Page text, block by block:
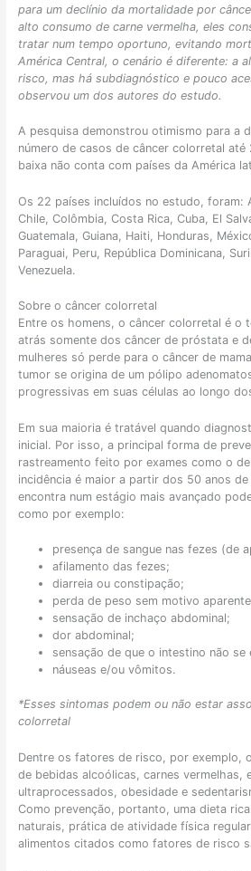
para um declínio da mortalidade por
alto consumo de carne vermelha, eles
tratar num tempo oportuno, evitando
América Central, o cenário é diferente: a
risco, mas há subdiagnóstico e pouco
observou um dos autores do estudo.
A pesquisa demonstrou otimismo para a
número de casos de câncer colorretal
baixa não conta com países da América
Os 22 países incluídos no estudo, foram:
Chile, Colômbia, Costa Rica, Cuba, El
Guatemala, Guiana, Haiti, Honduras,
Paraguai, Peru, República Dominicana,
Venezuela.
Sobre o câncer colorretal
Entre os homens, o câncer colorretal é o
atrás somente dos câncer de próstata e
mulheres só perde para o câncer de
tumor se origina de um pólipo
progressivas em suas células ao longo
Em sua maioria é tratável quando
inicial. Por isso, a principal forma de
rastreamento feito por exames como o
incidência é maior a partir dos 50 anos
encontra num estágio mais avançado
como por exemplo:
presença de sangue nas fezes (de
afilamento das fezes;
diarreia ou constipação;
perda de peso sem motivo
sensação de inchaço abdominal;
dor abdominal;
sensação de que o intestino não
náuseas e/ou vômitos.
*Esses sintomas podem ou não estar
colorretal
Dentre os fatores de risco, por exemplo,
de bebidas alcoólicas, carnes vermelhas,
ultraprocessados, obesidade e
Como prevenção, portanto, uma dieta
naturais, prática de atividade física
alimentos citados como fatores de risco
?